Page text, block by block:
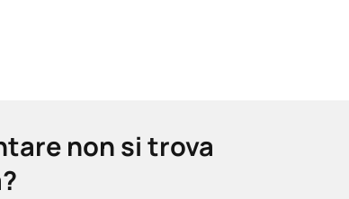
non si trova